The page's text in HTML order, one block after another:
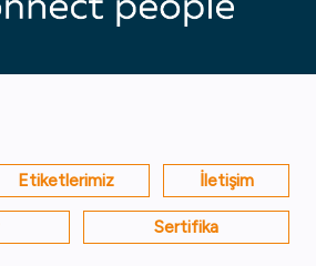
Etiketlerimiz İletişim
Sertifika